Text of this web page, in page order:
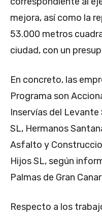
mejora, así como la
53.000 metros
ciudad, con un
En concreto, las
Programa son
Inservías del Levante
SL, Hermanos
Asfalto y
Hijos SL, según
Palmas de Gran
Respecto a los